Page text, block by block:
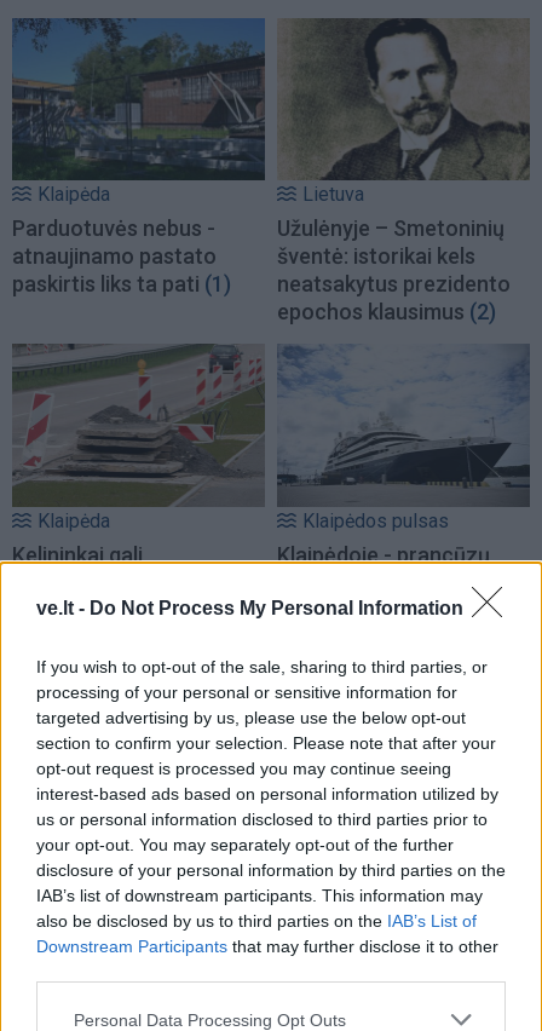
ve.lt - Do Not Process My Personal Information
If you wish to opt-out of the sale, sharing to third parties, or
processing of your personal or sensitive information for
targeted advertising by us, please use the below opt-out
section to confirm your selection. Please note that after your
opt-out request is processed you may continue seeing
interest-based ads based on personal information utilized by
us or personal information disclosed to third parties prior to
your opt-out. You may separately opt-out of the further
disclosure of your personal information by third parties on the
IAB’s list of downstream participants. This information may
also be disclosed by us to third parties on the IAB’s List of
Downstream Participants that may further disclose it to other
Personal Data Processing Opt Outs
Klaipėda
Parduotuvės nebus -
atnaujinamo pastato
paskirtis liks ta pati (1)
Lietuva
Užulėnyje – Smetoninių
šventė: istorikai kels
neatsakytus prezidento
epochos klausimus (2)
Klaipėda
Kelininkai gali
remontuojama svarbi
Klaipėdos pulsas
Klaipėdoje - prancūzų
laivas, kuriame galima
išgirsti banginių ir delfinų
Klaipėdos pulsas
Nusitrynęs ženklinimas
klaidina vairuotojus:
atnaujins tik baigus
prospekto rekonstrukciją
(5)
Lietuva
Čmilytė-Nielsen
neatmeta idėjos
kandidatuoti į
prezidentus